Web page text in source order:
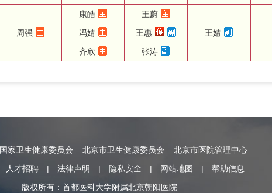
周强
康皓
冯婧
齐欣
王蔚
王惠
张涛
王婧
国家卫生健康委员会 北京市卫生健康委员会
北京市医院管理中心
人才招聘 | 法律声明 | 隐私安全 | 网站地图 |
帮助信息
版权所有：首都医科大学附属北京朝阳医院